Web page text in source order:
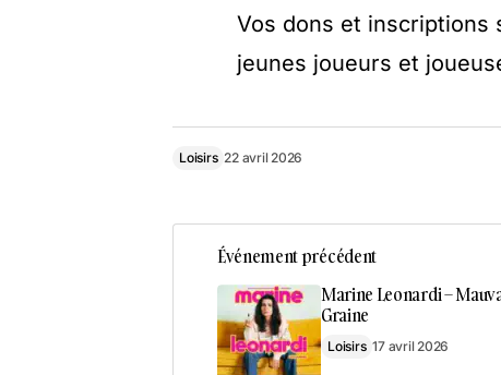
Vos dons et inscriptions
jeunes joueurs et
Loisirs 22 avril 2026
Événement précédent
Marine Leonardi –
Graine
Loisirs 17 avril 2026